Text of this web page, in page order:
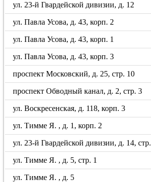
ул. 23-й Гвардейской дивизии, д. 12
ул. Павла Усова, д. 43, корп. 2
ул. Павла Усова, д. 43, корп. 1
ул. Павла Усова, д. 43, корп. 3
проспект Московский, д. 25, стр. 10
проспект Обводный канал, д. 2, стр. 3
ул. Воскресенская, д. 118, корп. 3
ул. Тимме Я. , д. 1, корп. 2
ул. 23-й Гвардейской дивизии, д. 14, стр.
ул. Тимме Я. , д. 5, стр. 1
ул. Тимме Я. , д. 5